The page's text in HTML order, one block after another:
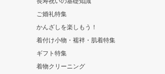
ご婚礼特集
かんざしを楽しもう！
着付け小物・襦袢・肌着特集
ギフト特集
着物クリーニング